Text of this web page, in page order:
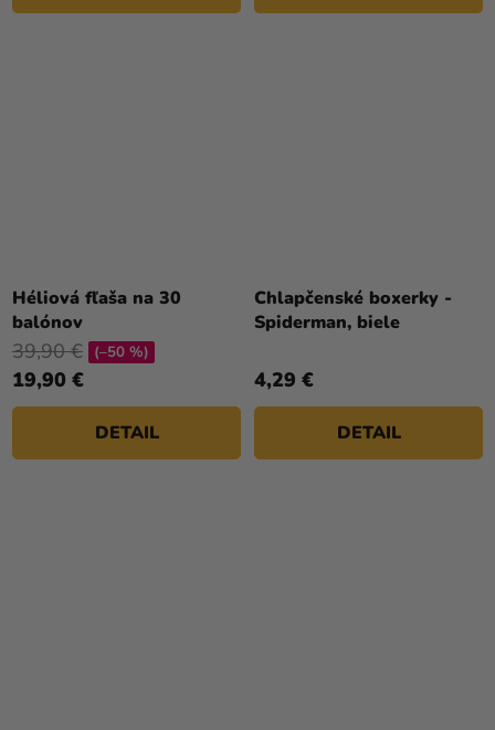
Héliová fľaša na 30
balónov
19,90 €
39,90 € (–50 %)
DETAIL
Chlapčenské boxerky -
Spiderman, biele
4,29 €
DETAIL